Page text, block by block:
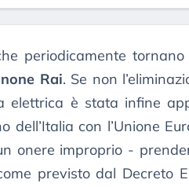
periodicamente
Rai. Se non
elettrica è stata infine
dell’Italia con l’Unione
onere improprio -
previsto dal Decreto